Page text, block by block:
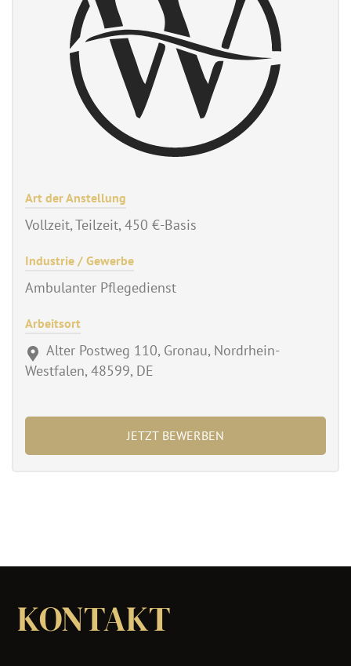
Art der Anstellung
Vollzeit, Teilzeit, 450 €-Basis
Industrie / Gewerbe
Ambulanter Pflegedienst
Arbeitsort
Alter Postweg 110, Gronau, Nordrhein-
Westfalen, 48599, DE
JETZT BEWERBEN
KONTAKT